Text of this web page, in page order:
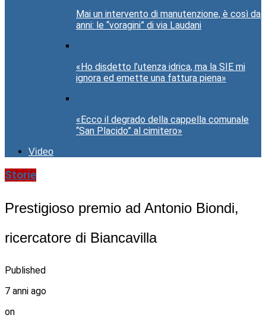
Mai un intervento di manutenzione, è così da
anni: le “voragini” di via Laudani
«Ho disdetto l’utenza idrica, ma la SIE mi
ignora ed emette una fattura piena»
«Ecco il degrado della cappella comunale
“San Placido” al cimitero»
Video
Storie
Prestigioso premio ad Antonio Biondi,
ricercatore di Biancavilla
Published
7 anni ago
on